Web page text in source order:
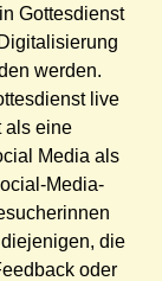
Gottesdienst
werden.
live
als eine
Media als
Media-
die
oder